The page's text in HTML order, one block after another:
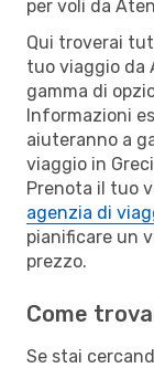
per voli da
Qui troverai
tuo viaggio da
gamma di
Informazioni
aiuteranno a
viaggio in
Prenota il tuo
agenzia di
pianificare un
prezzo.
Come
Se stai